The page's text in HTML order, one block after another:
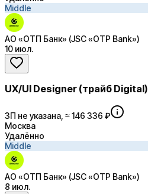
Middle
АО «ОТП Банк» (JSC «OTP Bank»)
10 июл.
UX/UI Designer (трайб Digital)
ЗП не указана, ≈ 146 336 ₽
Москва
Удалённо
Middle
АО «ОТП Банк» (JSC «OTP Bank»)
8 июл.